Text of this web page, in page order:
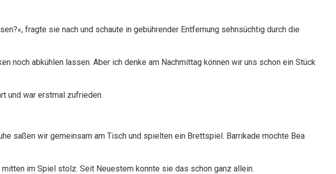
fragte sie nach und schaute in gebührender Entfernung sehnsüchtig durch die
noch abkühlen lassen. Aber ich denke am Nachmittag können wir uns schon ein Stück
und war erstmal zufrieden.
saßen wir gemeinsam am Tisch und spielten ein Brettspiel. Barrikade mochte Bea
im Spiel stolz. Seit Neuestem konnte sie das schon ganz allein.